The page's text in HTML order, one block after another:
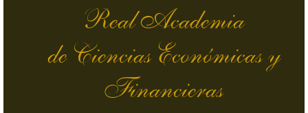
Real Academia
de Ciencias Económicas y
Financieras